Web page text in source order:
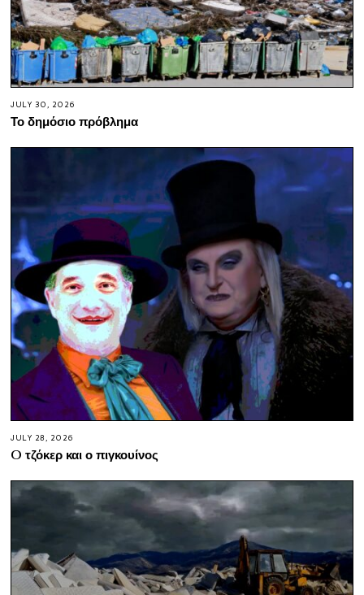
JULY 30, 2026
Το δημόσιο πρόβλημα
JULY 28, 2026
O τζόκερ και ο πιγκουίνος